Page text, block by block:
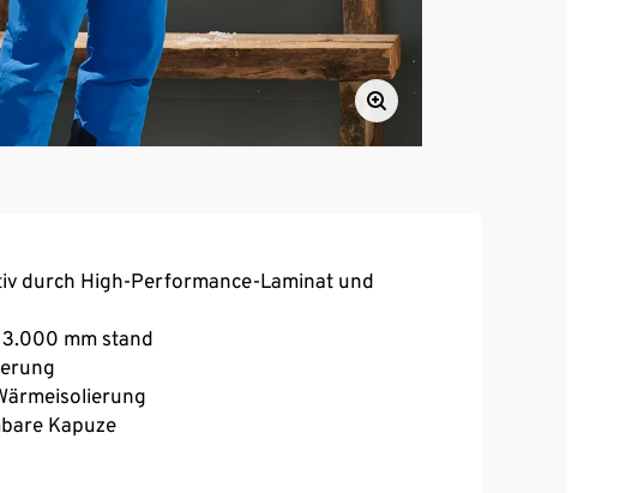
durch High-Performance-Laminat und
mm stand
Kapuze
wärmendem Fleecefutter
Gummierung und Druckknöpfen zur